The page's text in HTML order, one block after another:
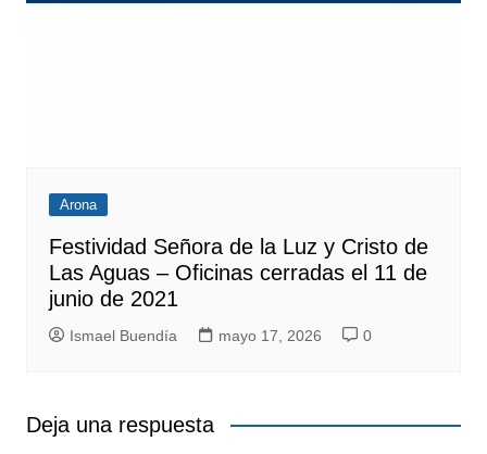
Arona
Festividad Señora de la Luz y Cristo de
Las Aguas – Oficinas cerradas el 11 de
junio de 2021
Ismael Buendía mayo 17, 2026 0
Deja una respuesta